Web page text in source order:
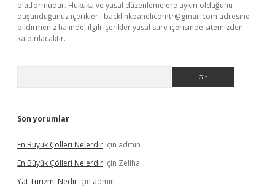
platformudur. Hukuka ve yasal düzenlemelere aykırı olduğunu
düşündüğünüz içerikleri, backlinkpanelicomtr@gmail.com adresine
bildirmeniz halinde, ilgili içerikler yasal süre içerisinde sitemizden
kaldırılacaktır.
Son yorumlar
En Büyük Çölleri Nelerdir için admin
En Büyük Çölleri Nelerdir için Zeliha
Yat Turizmi Nedir için admin